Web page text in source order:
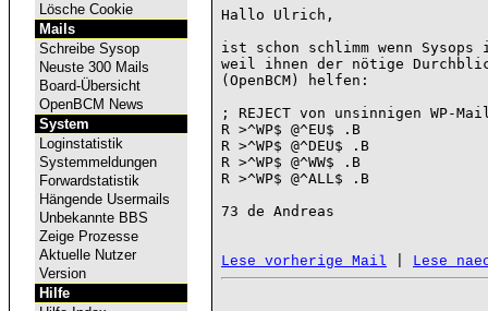
Lösche Cookie
Mails
Schreibe Sysop
Neuste 300 Mails
Board-Übersicht
OpenBCM News
System
Loginstatistik
Systemmeldungen
Forwardstatistik
Hängende Usermails
Unbekannte BBS
Zeige Prozesse
Aktuelle Nutzer
Version
Hilfe
Hallo Ulrich,
ist schon schlimm wenn
weil ihnen der nötige
(OpenBCM) helfen:
; REJECT von unsinnigen WP-
R >^WP$ @^EU$ .B
R >^WP$ @^DEU$ .B
R >^WP$ @^WW$ .B
R >^WP$ @^ALL$ .B
73 de Andreas
Lese vorherige Mail Lese